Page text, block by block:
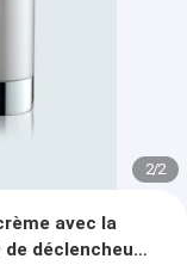
2/2
avec la
de déclencheur